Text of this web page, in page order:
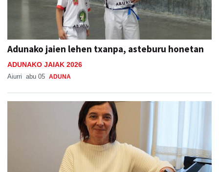
Adunako jaien lehen txanpa, asteburu honetan
ADUNAKO JAIAK 2026
Aiurri abu 05 ADUNA